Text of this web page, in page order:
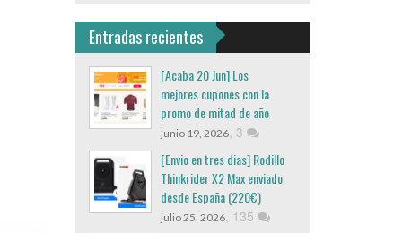
Entradas recientes
[Acaba 20 Jun] Los
mejores cupones con la
promo de mitad de año
junio 19, 2026, 3
[Envio en tres dias] Rodillo
Thinkrider X2 Max enviado
desde España (220€)
julio 25, 2026, 135